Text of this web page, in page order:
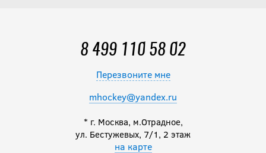
8 499 110 58 02
Перезвоните мне
mhockey@yandex.ru
* г. Москва, м.Отрадное,
ул. Бестужевых, 7/1, 2 этаж
на карте